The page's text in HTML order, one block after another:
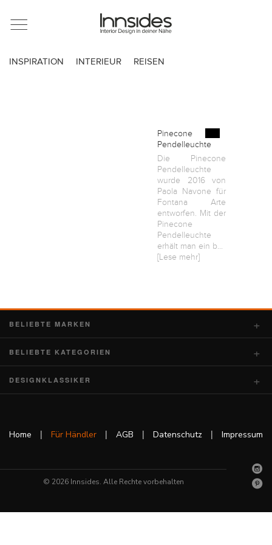
Magazin
Facebook
INSPIRATION INTERIEUR REISEN
Pinecone
Pendelleuchte
Die Pinecone
Pendelleuchte
wurde 2016 von
Paola Navone für
Fontana Arte
entworfen. Mit der
Pinecone
Pendelleuchte
erhält man ein b...
[Lese mehr]
BELIEBTE MARKEN
BELIEBTE KATEGORIEN
DESIGNKLASSIKER
Home | Für Händler | AGB | Datenschutz | Impressum
© 2026 Innsides. Alle Rechte vorbehalten